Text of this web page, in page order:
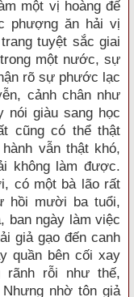
một vị hoàng đế
phượng ăn hải vị
tuyệt sắc giai
một nước, sự
rõ sự phước lạc
cảnh chân như
giàu sang học
cũng có thể thật
vẫn thật khó,
không làm được.
có một bà lão rất
hồi mười ba tuổi,
ban ngày làm việc
giả gạo đến canh
quần bên cối xay
rãnh rỗi như thế,
nhờ tôn giả